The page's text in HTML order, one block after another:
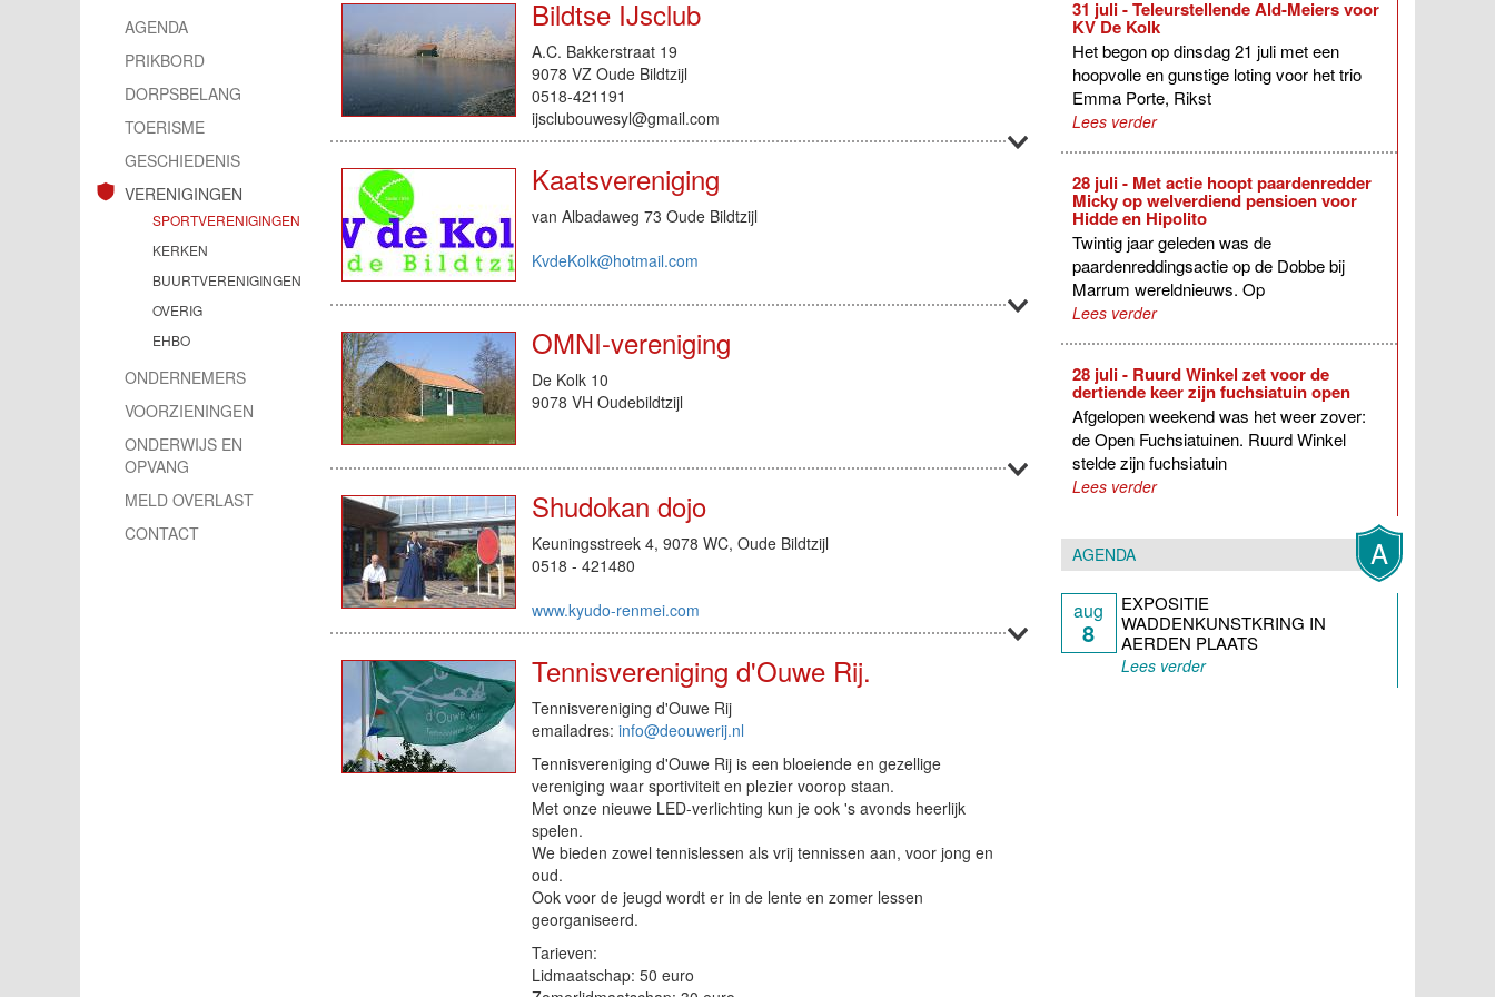
AGENDA
PRIKBORD
DORPSBELANG
TOERISME
GESCHIEDENIS
VERENIGINGEN
SPORTVERENIGINGEN
KERKEN
BUURTVERENIGINGEN
OVERIG
EHBO
ONDERNEMERS
VOORZIENINGEN
ONDERWIJS EN
OPVANG
MELD OVERLAST
CONTACT
Bildtse IJsclub
A.C. Bakkerstraat 19
9078 VZ Oude Bildtzijl
0518-421191
ijsclubouwesyl@gmail.com
Kaatsvereniging
van Albadaweg 73 Oude Bildtzijl
KvdeKolk@hotmail.com
OMNI-vereniging
De Kolk 10
9078 VH Oudebildtzijl
Shudokan dojo
Keuningsstreek 4, 9078 WC, Oude Bildtzijl
0518 - 421480
www.kyudo-renmei.com
Tennisvereniging d'Ouwe Rij.
Tennisvereniging d'Ouwe Rij
emailadres: info@deouwerij.nl
Tennisvereniging d'Ouwe Rij is een bloeiende en gezellige
vereniging waar sportiviteit en plezier voorop staan.
Met onze nieuwe LED-verlichting kun je ook 's avonds heerlijk
spelen.
We bieden zowel tennislessen als vrij tennissen aan, voor jong en
oud.
Ook voor de jeugd wordt er in de lente en zomer lessen
georganiseerd.
Tarieven:
Lidmaatschap: 50 euro
31 juli - Teleurstellende Ald-Meiers voor
KV De Kolk
Het begon op dinsdag 21 juli met een
hoopvolle en gunstige loting voor het trio
Emma Porte, Rikst
Lees verder
28 juli - Met actie hoopt paardenredder
Micky op welverdiend pensioen voor
Hidde en Hipolito
Twintig jaar geleden was de
paardenreddingsactie op de Dobbe bij
Marrum wereldnieuws. Op
Lees verder
28 juli - Ruurd Winkel zet voor de
dertiende keer zijn fuchsiatuin open
Afgelopen weekend was het weer zover:
de Open Fuchsiatuinen. Ruurd Winkel
stelde zijn fuchsiatuin
Lees verder
AGENDA A
aug
8
EXPOSITIE
WADDENKUNSTKRING IN
AERDEN PLAATS
Lees verder